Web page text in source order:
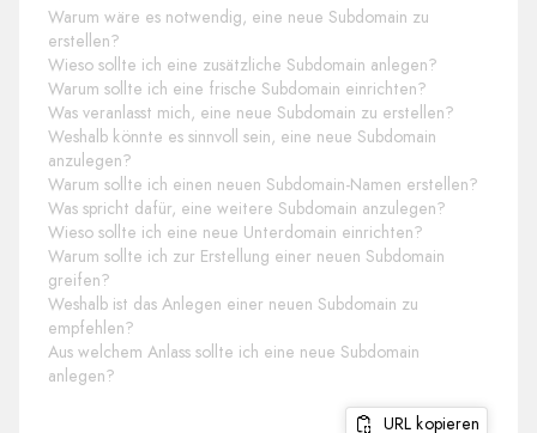
Warum wäre es notwendig, eine neue Subdomain zu
erstellen?
Wieso sollte ich eine zusätzliche Subdomain anlegen?
Warum sollte ich eine frische Subdomain einrichten?
Was veranlasst mich, eine neue Subdomain zu erstellen?
Weshalb könnte es sinnvoll sein, eine neue Subdomain
anzulegen?
Warum sollte ich einen neuen Subdomain-Namen erstellen?
Was spricht dafür, eine weitere Subdomain anzulegen?
Wieso sollte ich eine neue Unterdomain einrichten?
Warum sollte ich zur Erstellung einer neuen Subdomain
greifen?
Weshalb ist das Anlegen einer neuen Subdomain zu
empfehlen?
Aus welchem Anlass sollte ich eine neue Subdomain
anlegen?
URL kopieren